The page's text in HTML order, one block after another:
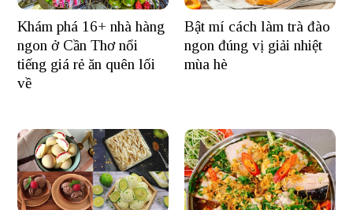
Khám phá 16+ nhà hàng
ngon ở Cần Thơ nổi
tiếng giá rẻ ăn quên lối
về
Bật mí cách làm trà đào
ngon đúng vị giải nhiệt
mùa hè